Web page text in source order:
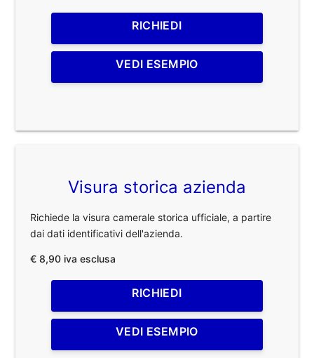
RICHIEDI
VEDI ESEMPIO
Visura storica azienda
Richiede la visura camerale storica ufficiale, a partire
dai dati identificativi dell'azienda.
€ 8,90 iva esclusa
RICHIEDI
VEDI ESEMPIO